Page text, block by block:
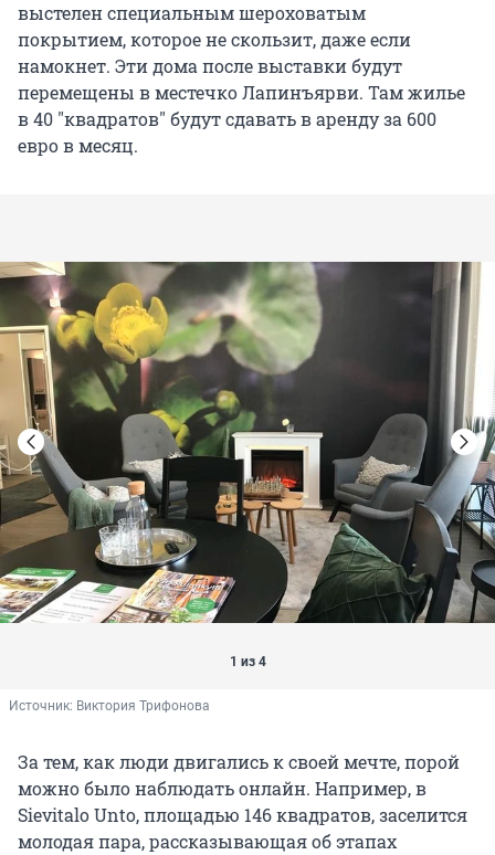
выстелен специальным шероховатым
покрытием, которое не скользит, даже если
намокнет. Эти дома после выставки будут
перемещены в местечко Лапинъярви. Там жилье
в 40 "квадратов" будут сдавать в аренду за 600
евро в месяц.
1 из 4
Источник: Виктория Трифонова
За тем, как люди двигались к своей мечте, порой
можно было наблюдать онлайн. Например, в
Sievitalo Unto, площадью 146 квадратов, заселится
молодая пара, рассказывающая об этапах